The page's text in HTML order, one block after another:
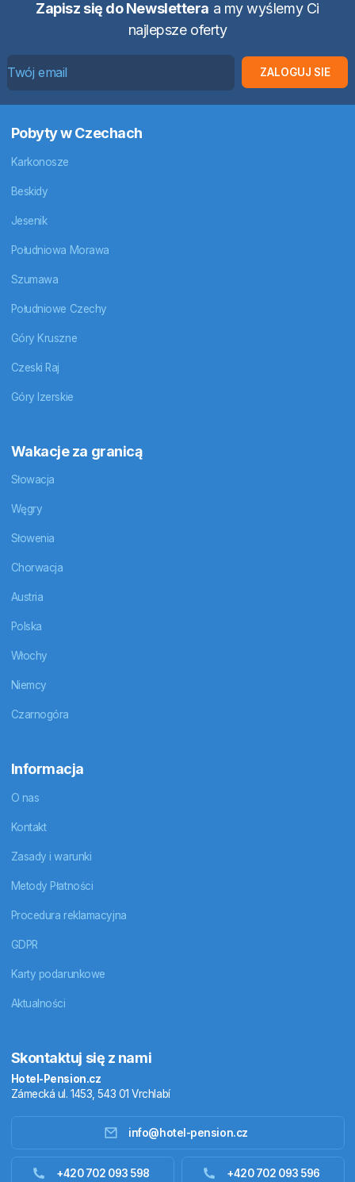
Zapisz się do Newslettera a my wyślemy Ci
najlepsze oferty
ZALOGUJ SIE
Pobyty w Czechach
Karkonosze
Beskidy
Jesenik
Południowa Morawa
Szumawa
Południowe Czechy
Góry Kruszne
Czeski Raj
Góry Izerskie
Wakacje za granicą
Słowacja
Węgry
Słowenia
Chorwacja
Austria
Polska
Włochy
Niemcy
Czarnogóra
Informacja
O nas
Kontakt
Zasady i warunki
Metody Płatności
Procedura reklamacyjna
GDPR
Karty podarunkowe
Aktualności
Skontaktuj się z nami
Hotel-Pension.cz
Zámecká ul. 1453, 543 01 Vrchlabí
info@hotel-pension.cz
+420 702 093 598 +420 702 093 596